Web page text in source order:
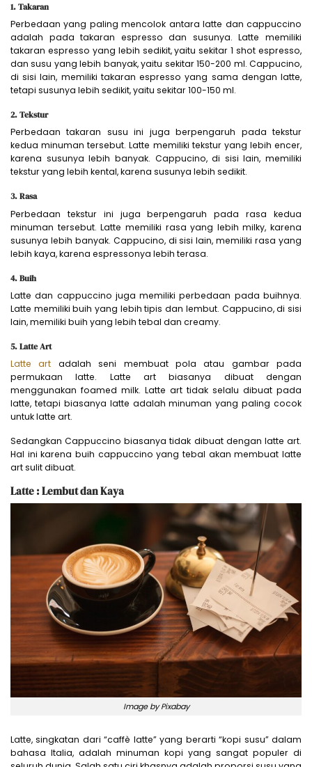
1. Takaran
Perbedaan yang paling mencolok antara latte dan cappuccino
adalah pada takaran espresso dan susunya. Latte memiliki
takaran espresso yang lebih sedikit, yaitu sekitar 1 shot espresso,
dan susu yang lebih banyak, yaitu sekitar 150-200 ml. Cappucino,
di sisi lain, memiliki takaran espresso yang sama dengan latte,
tetapi susunya lebih sedikit, yaitu sekitar 100-150 ml.
2. Tekstur
Perbedaan takaran susu ini juga berpengaruh pada tekstur
kedua minuman tersebut. Latte memiliki tekstur yang lebih encer,
karena susunya lebih banyak. Cappucino, di sisi lain, memiliki
tekstur yang lebih kental, karena susunya lebih sedikit.
3. Rasa
Perbedaan tekstur ini juga berpengaruh pada rasa kedua
minuman tersebut. Latte memiliki rasa yang lebih milky, karena
susunya lebih banyak. Cappucino, di sisi lain, memiliki rasa yang
lebih kaya, karena espressonya lebih terasa.
4. Buih
Latte dan cappuccino juga memiliki perbedaan pada buihnya.
Latte memiliki buih yang lebih tipis dan lembut. Cappucino, di sisi
lain, memiliki buih yang lebih tebal dan creamy.
5. Latte Art
Latte art adalah seni membuat pola atau gambar pada
permukaan latte. Latte art biasanya dibuat dengan
menggunakan foamed milk. Latte art tidak selalu dibuat pada
latte, tetapi biasanya latte adalah minuman yang paling cocok
untuk latte art.
Sedangkan Cappuccino biasanya tidak dibuat dengan latte art.
Hal ini karena buih cappuccino yang tebal akan membuat latte
art sulit dibuat.
Latte : Lembut dan Kaya
Image by Pixabay
Latte, singkatan dari “caffè latte” yang berarti “kopi susu” dalam
bahasa Italia, adalah minuman kopi yang sangat populer di